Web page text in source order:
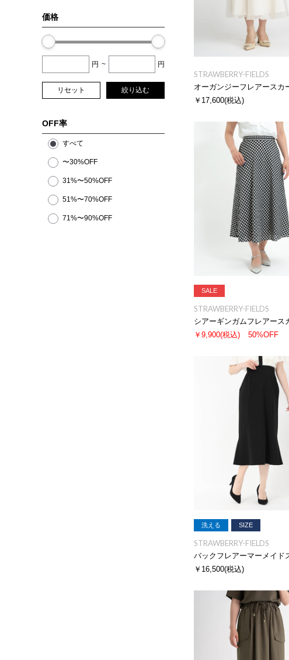
価格
円 ~ 円
リセット 絞り込む
OFF率
すべて
〜30%OFF
31%〜50%OFF
51%〜70%OFF
71%〜90%OFF
STRAWBERRY-FIELDS
オーガンジーフレアースカ
￥17,600(税込)
SALE
STRAWBERRY-FIELDS
シアーギンガムフレアース
￥9,900(税込) 50%OFF
洗える SIZE
STRAWBERRY-FIELDS
バックフレアーマーメイド
￥16,500(税込)